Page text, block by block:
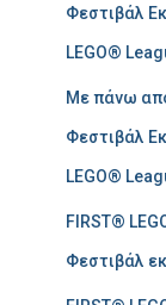
Φεστιβάλ
LEGO®
Με πάνω
Φεστιβάλ
LEGO®
FIRST®
Φεστιβάλ